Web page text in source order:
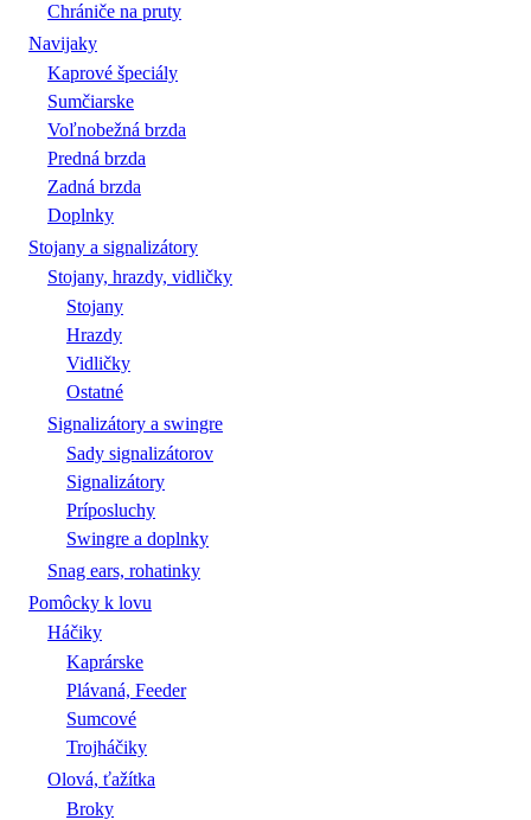
Chrániče na pruty
Navijaky
Kaprové špeciály
Sumčiarske
Voľnobežná brzda
Predná brzda
Zadná brzda
Doplnky
Stojany a signalizátory
Stojany, hrazdy, vidličky
Stojany
Hrazdy
Vidličky
Ostatné
Signalizátory a swingre
Sady signalizátorov
Signalizátory
Príposluchy
Swingre a doplnky
Snag ears, rohatinky
Pomôcky k lovu
Háčiky
Kaprárske
Plávaná, Feeder
Sumcové
Trojháčiky
Olová, ťažítka
Broky